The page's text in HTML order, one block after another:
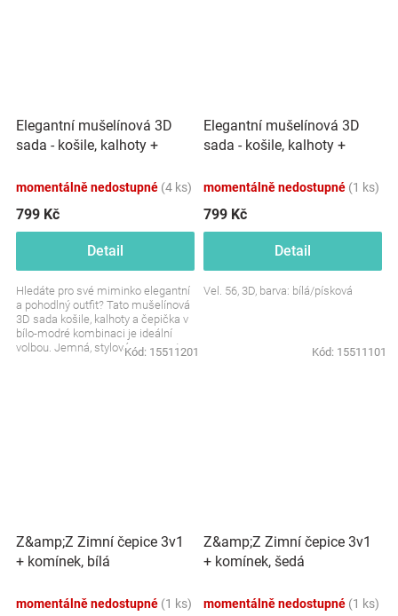
Elegantní mušelínová 3D
sada - košile, kalhoty +
momentálně nedostupné (4 ks)
799 Kč
Detail
Hledáte pro své miminko elegantní
a pohodlný outfit? Tato mušelínová
3D sada košile, kalhoty a čepička v
bílo-modré kombinaci je ideální
volbou. Jemná, stylová a naprosto...
Kód: 15511201
Elegantní mušelínová 3D
sada - košile, kalhoty +
bílá/písková
momentálně nedostupné (1 ks)
799 Kč
Detail
Vel. 56, 3D, barva: bílá/písková
Kód: 15511101
Z&amp;Z Zimní čepice 3v1
+ komínek, bílá
momentálně nedostupné (1 ks)
Z&amp;Z Zimní čepice 3v1
+ komínek, šedá
momentálně nedostupné (1 ks)